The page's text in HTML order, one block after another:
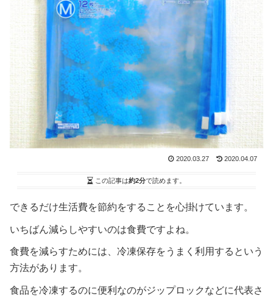
2020.03.27 2020.04.07
この記事は約2分で読めます。
できるだけ生活費を節約をすることを心掛けています。
いちばん減らしやすいのは食費ですよね。
食費を減らすためには、冷凍保存をうまく利用するという
方法があります。
食品を冷凍するのに便利なのがジップロックなどに代表さ